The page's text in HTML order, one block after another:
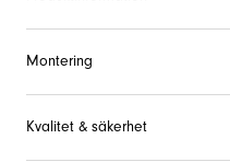
Montering
Kvalitet & säkerhet